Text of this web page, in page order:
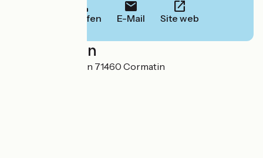
Anrufen E-Mail Site web
Localisation
40 route de Chalon 71460 Cormatin